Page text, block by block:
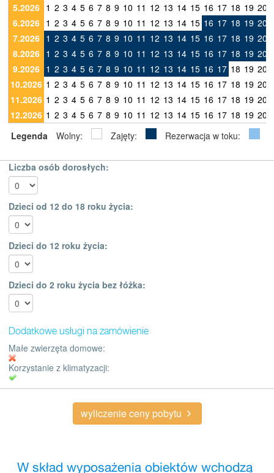
5.2026 1 2 3 4 5 6 7 8 9 10 11 12 13 14 15 16 17 18 19 20
6.2026 1 2 3 4 5 6 7 8 9 10 11 12 13 14 15 16 17 18 19 20
7.2026 1 2 3 4 5 6 7 8 9 10 11 12 13 14 15 16 17 18 19 20
8.2026 1 2 3 4 5 6 7 8 9 10 11 12 13 14 15 16 17 18 19 20
9.2026 1 2 3 4 5 6 7 8 9 10 11 12 13 14 15 16 17 18 19 20
10.2026 1 2 3 4 5 6 7 8 9 10 11 12 13 14 15 16 17 18 19 20
11.2026 1 2 3 4 5 6 7 8 9 10 11 12 13 14 15 16 17 18 19 20
12.2026 1 2 3 4 5 6 7 8 9 10 11 12 13 14 15 16 17 18 19 20
Legenda
Wolny: Zajęty: Rezerwacja w toku:
Liczba osób dorosłych:
Dzieci od 12 do 18 roku życia:
Dzieci do 12 roku życia:
Dzieci do 2 roku życia bez łóżka:
Dodatkowe usługi na zamówienie
Małe zwierzęta domowe:
Korzystanie z klimatyzacji:
wyliczenie ceny pobytu
W skład wyposażenia obiektów wchodzą